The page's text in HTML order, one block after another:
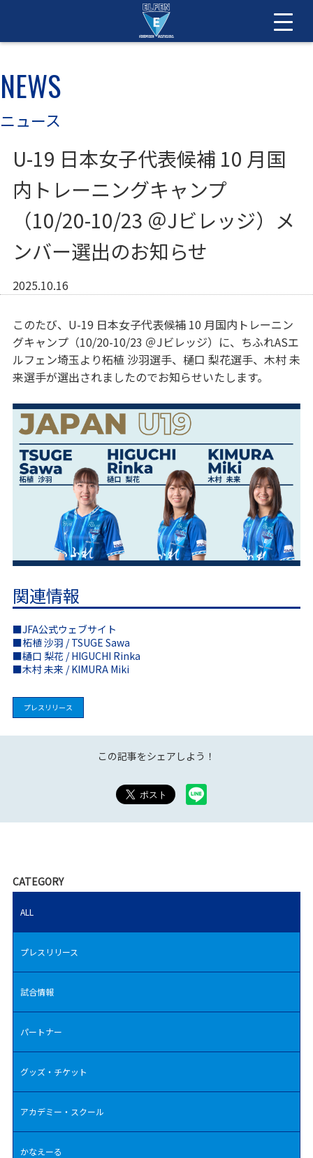
NEWS
ニュース
U-19 日本女子代表候補 10 月国
内トレーニングキャンプ
（10/20-10/23 ＠Jビレッジ）メ
ンバー選出のお知らせ
2025.10.16
このたび、U-19 日本女子代表候補 10 月国内トレーニン
グキャンプ（10/20-10/23 ＠Jビレッジ）に、ちふれASエ
ルフェン埼玉より柘植 沙羽選手、樋口 梨花選手、木村 未
来選手が選出されましたのでお知らせいたします。
関連情報
■JFA公式ウェブサイト
■柘植 沙羽 / TSUGE Sawa
■樋口 梨花 / HIGUCHI Rinka
■木村 未来 / KIMURA Miki
プレスリリース
この記事をシェアしよう！
CATEGORY
ALL
プレスリリース
試合情報
パートナー
グッズ・チケット
アカデミー・スクール
かなえーる